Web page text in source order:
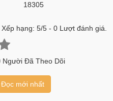
18305
Xếp hạng: 5/5- 0Lượt đánh giá.
Người Đã Theo Dõi
Đọc mới nhất